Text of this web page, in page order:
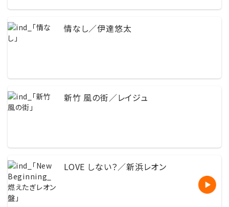
情なし／伊達悠太
新竹 風の街／レイジュ
LOVE しない？／新浜レオン